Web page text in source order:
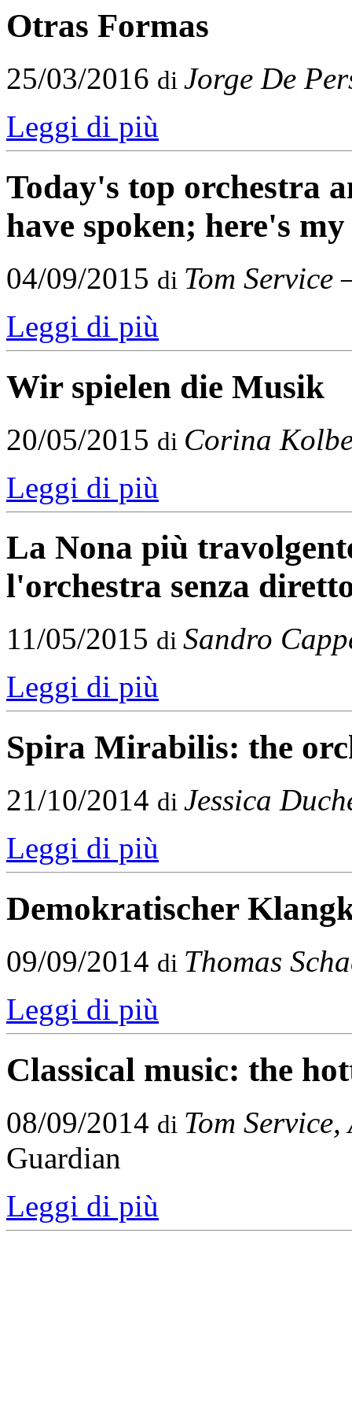
Otras Formas
25/03/2016 di Jorge De
Leggi di più
Today's top orchestra
have spoken; here's
04/09/2015 di Tom Service
Leggi di più
Wir spielen die Musik
20/05/2015 di Corina
Leggi di più
La Nona più
l'orchestra senza
11/05/2015 di Sandro
Leggi di più
Spira Mirabilis: the
21/10/2014 di Jessica
Leggi di più
Demokratischer
09/09/2014 di Thomas
Leggi di più
Classical music: the
08/09/2014 di Tom
Guardian
Leggi di più